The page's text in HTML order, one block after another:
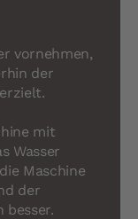
vornehmen,
der
mit
Wasser
Maschine
der
besser.